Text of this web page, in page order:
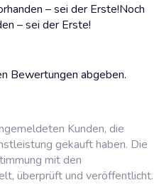
– sei der Erste!Noch
– sei der Erste!
Bewertungen abgeben.
Kunden, die
gekauft haben. Die
mit den
überprüft und veröffentlicht.